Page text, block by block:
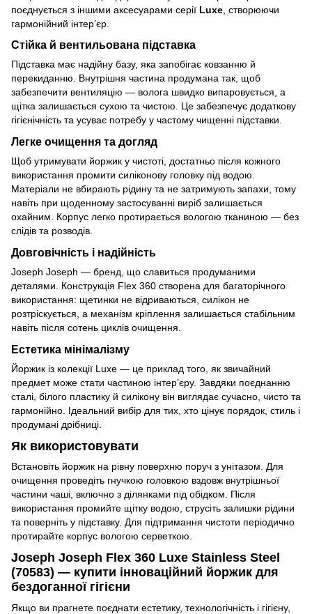
поєднується з іншими аксесуарами серії Luxe , створюючи
гармонійний інтер’єр.
Стійка й вентильована підставка
Підставка має надійну базу, яка запобігає ковзанню й
перекиданню. Внутрішня частина продумана так, щоб
забезпечити вентиляцію — волога швидко випаровується, а
щітка залишається сухою та чистою. Це забезпечує додаткову
гігієнічність та усуває потребу у частому чищенні підставки.
Легке очищення та догляд
Щоб утримувати йоржик у чистоті, достатньо після кожного
використання промити силіконову головку під водою.
Матеріали не вбирають рідину та не затримують запахи, тому
навіть при щоденному застосуванні виріб залишається
охайним. Корпус легко протирається вологою тканиною — без
слідів та розводів.
Довговічність і надійність
Joseph Joseph — бренд, що славиться продуманими
деталями. Конструкція Flex 360 створена для багаторічного
використання: щетинки не відриваються, силікон не
розтріскується, а механізм кріплення залишається стабільним
навіть після сотень циклів очищення.
Естетика мінімалізму
Йоржик із колекції Luxe — це приклад того, як звичайний
предмет може стати частиною інтер’єру. Завдяки поєднанню
сталі, білого пластику й силікону він виглядає сучасно, чисто та
гармонійно. Ідеальний вибір для тих, хто цінує порядок, стиль і
продумані дрібниці.
Як використовувати
Встановіть йоржик на рівну поверхню поруч з унітазом. Для
очищення проведіть гнучкою головкою вздовж внутрішньої
частини чаші, включно з ділянками під обідком. Після
використання промийте щітку водою, струсіть залишки рідини
та поверніть у підставку. Для підтримання чистоти періодично
протирайте корпус вологою серветкою.
Joseph Joseph Flex 360 Luxe Stainless Steel
(70583) — купити інноваційний йоржик для
бездоганної гігієни
Якщо ви прагнете поєднати естетику, технологічність і гігієну,